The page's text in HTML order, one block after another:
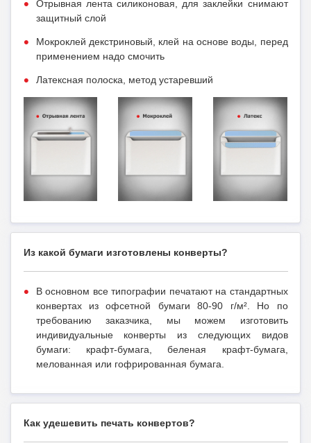
Отрывная лента силиконовая, для заклейки снимают
защитный слой
Мокроклей декстриновый, клей на основе воды, перед
применением надо смочить
Латексная полоска, метод устаревший
Из какой бумаги изготовлены конверты?
В основном все типографии печатают на стандартных
конвертах из офсетной бумаги 80-90 г/м². Но по
требованию заказчика, мы можем изготовить
индивидуальные конверты из следующих видов
бумаги: крафт-бумага, беленая крафт-бумага,
мелованная или гофрированная бумага.
Как удешевить печать конвертов?